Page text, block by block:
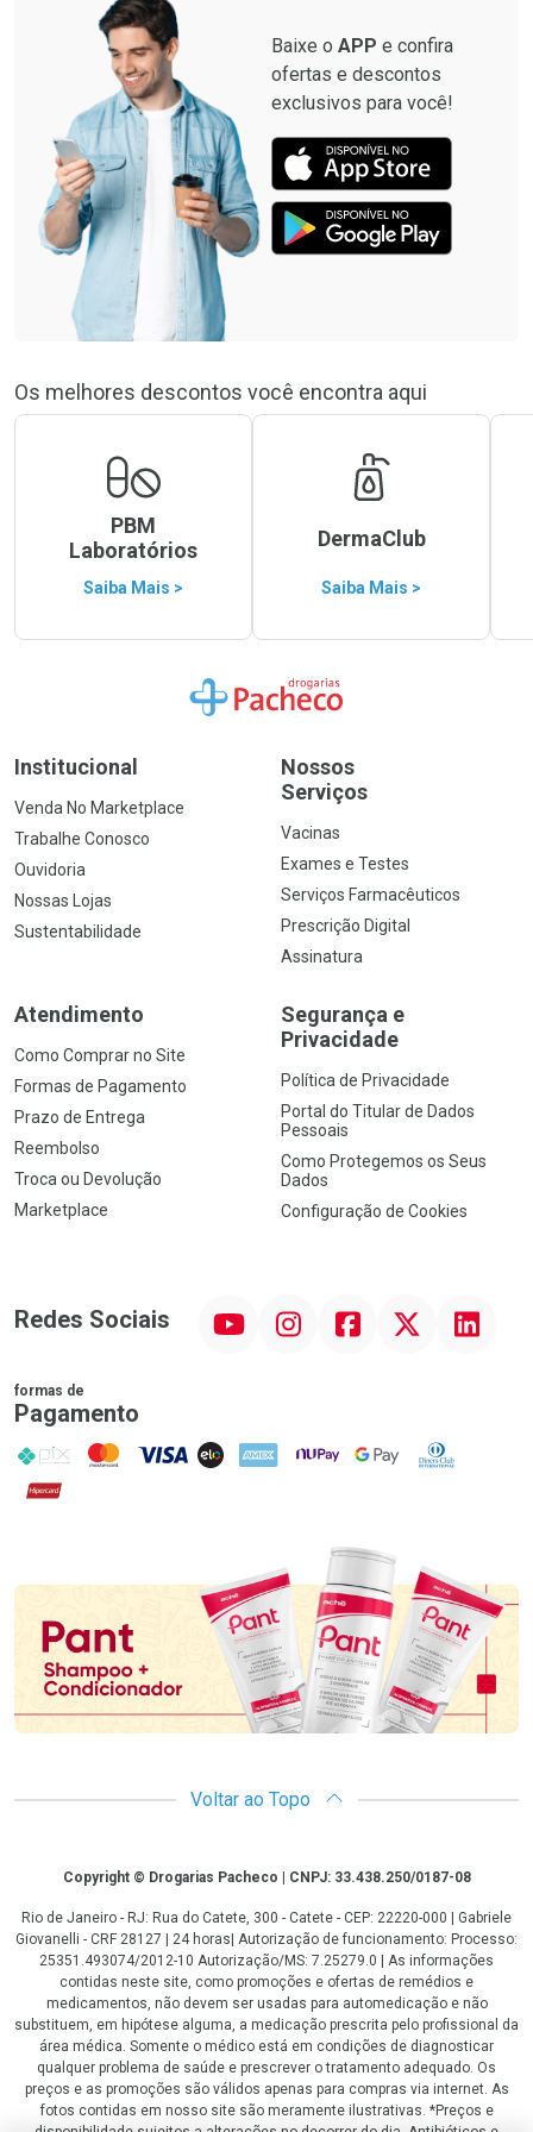
Baixe o APP e confira
ofertas e descontos
exclusivos para você!
Os melhores descontos você encontra aqui
PBM
Laboratórios
Saiba Mais >
DermaClub
Saiba Mais >
Ir para a Home
Institucional
Venda No Marketplace
Trabalhe Conosco
Ouvidoria
Nossas Lojas
Sustentabilidade
Nossos
Serviços
Vacinas
Exames e Testes
Serviços Farmacêuticos
Prescrição Digital
Assinatura
Atendimento
Como Comprar no Site
Formas de Pagamento
Prazo de Entrega
Reembolso
Troca ou Devolução
Marketplace
Segurança e
Privacidade
Política de Privacidade
Portal do Titular de Dados
Pessoais
Como Protegemos os Seus
Dados
Configuração de Cookies
Redes Sociais InstagramFacebook Linkedin
formas de
Pagamento
PIX MasterCard
VISA ELO AMEX NuPay Google PayDiners Club
Hipercard
Promoção em Destaque
Voltar ao Topo
CopyrightCopyright © Drogarias Pacheco | CNPJ: 33.438.250/0187-08
Rio de Janeiro - RJ: Rua do Catete, 300 - Catete - CEP: 22220-000 | Gabriele
Giovanelli - CRF 28127 | 24 horas| Autorização de funcionamento: Processo:
25351.493074/2012-10 Autorização/MS: 7.25279.0 | As informações
contidas neste site, como promoções e ofertas de remédios e
medicamentos, não devem ser usadas para automedicação e não
substituem, em hipótese alguma, a medicação prescrita pelo profissional da
área médica. Somente o médico está em condições de diagnosticar
qualquer problema de saúde e prescrever o tratamento adequado. Os
preços e as promoções são válidos apenas para compras via internet. As
fotos contidas em nosso site são meramente ilustrativas. *Preços e